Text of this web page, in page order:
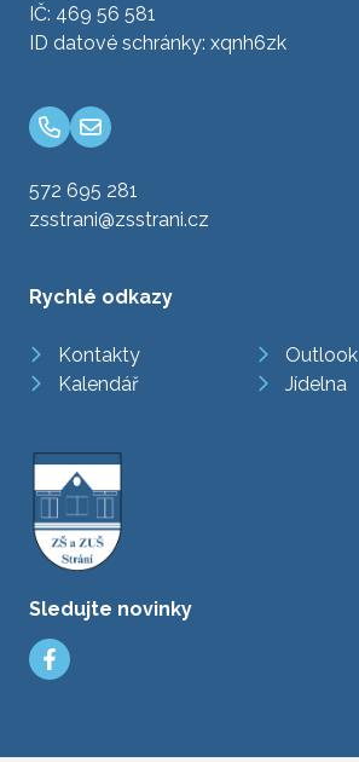
IČ: 469 56 581
ID datové schránky: xqnh6zk
572 695 281
zsstrani@zsstrani.cz
Rychlé odkazy
Kontakty
Outlook
Kalendář
Jídelna
Sledujte novinky